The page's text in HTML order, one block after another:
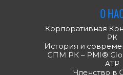
О
Корпоративная
РК
История и
СПМ РК – PMI®
ATP
Членство в